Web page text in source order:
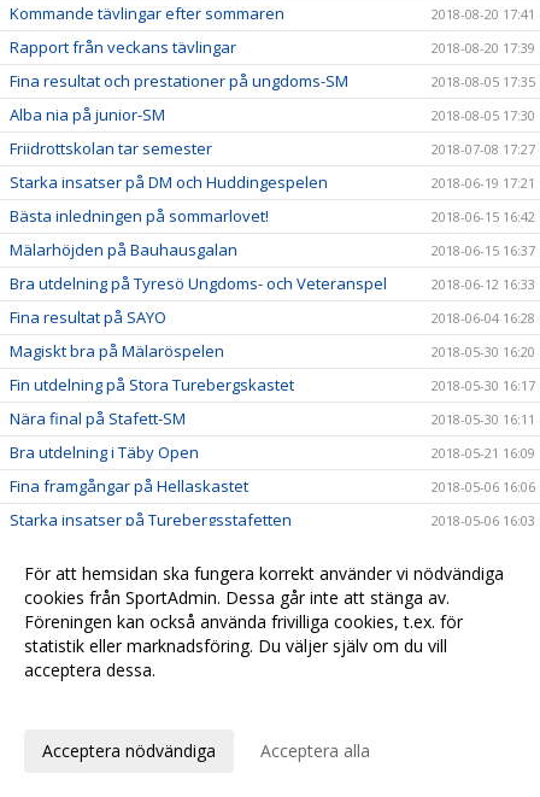
Kommande tävlingar efter sommaren 2018-08-20 17:41
Rapport från veckans tävlingar 2018-08-20 17:39
Fina resultat och prestationer på ungdoms-SM 2018-08-05 17:35
Alba nia på junior-SM 2018-08-05 17:30
Friidrottskolan tar semester 2018-07-08 17:27
Starka insatser på DM och Huddingespelen 2018-06-19 17:21
Bästa inledningen på sommarlovet! 2018-06-15 16:42
Mälarhöjden på Bauhausgalan 2018-06-15 16:37
Bra utdelning på Tyresö Ungdoms- och Veteranspel 2018-06-12 16:33
Fina resultat på SAYO 2018-06-04 16:28
Magiskt bra på Mälaröspelen 2018-05-30 16:20
Fin utdelning på Stora Turebergskastet 2018-05-30 16:17
Nära final på Stafett-SM 2018-05-30 16:11
Bra utdelning i Täby Open 2018-05-21 16:09
Fina framgångar på Hellaskastet 2018-05-06 16:06
Starka insatser på Turebergsstafetten 2018-05-06 16:03
Iris och Olle tog sista chansen att persa inomhus 2018-04-21 16:00
Snabbhet och explosivitet med Sunneborn 2018-04-15 15:58
Nu startar vi Löpgruppen 2018-04-14 12:27
Många nya pers i Örebro
Seger till Stockholm i Svealandsmästerskapen
För att hemsidan ska fungera korrekt använder vi nödvändiga
cookies från SportAdmin. Dessa går inte att stänga av.
Föreningen kan också använda frivilliga cookies, t.ex. för
statistik eller marknadsföring. Du väljer själv om du vill
acceptera dessa.
Acceptera nödvändiga Acceptera alla